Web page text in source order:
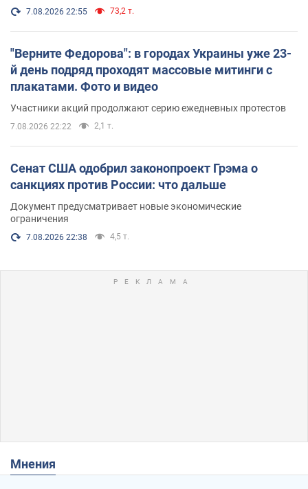
7.08.2026 22:55 73,2 т.
"Верните Федорова": в городах Украины уже 23-
й день подряд проходят массовые митинги с
плакатами. Фото и видео
Участники акций продолжают серию ежедневных протестов
7.08.2026 22:22 2,1 т.
Сенат США одобрил законопроект Грэма о
санкциях против России: что дальше
Документ предусматривает новые экономические
ограничения
7.08.2026 22:38 4,5 т.
Мнения